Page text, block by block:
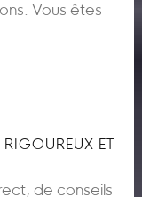
Vous êtes
ET
de conseils